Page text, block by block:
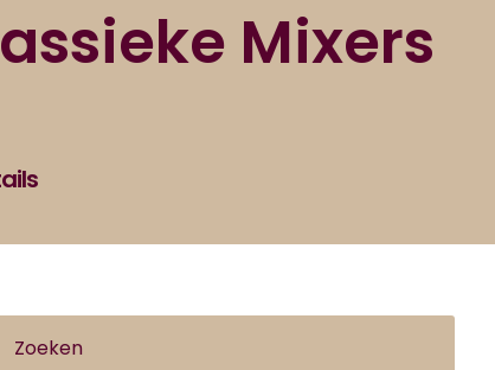
Mixers
Zoeken